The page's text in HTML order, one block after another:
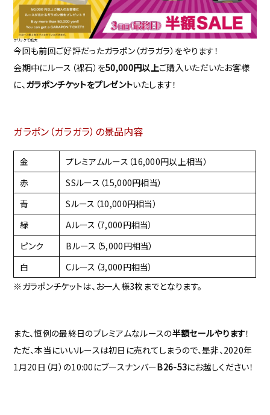
クリックで拡大
今回も前回ご好評だったガラポン（ガラガラ）をやります！
会期中にルース（裸石）を50,000円以上ご購入いただいたお客様
に、ガラポンチケットをプレゼントいたします！
ガラポン（ガラガラ）の景品内容
金
プレミアムルース（16,000円以上相当）
赤
SSルース（15,000円相当）
青
Sルース（10,000円相当）
緑
Aルース（7,000円相当）
ピンク
Bルース（5,000円相当）
白
Cルース（3,000円相当）
※ガラポンチケットは、お一人様3枚までとなります。
また、恒例の最終日のプレミアムなルースの半額セールやります！
ただ、本当にいいルースは初日に売れてしまうので、是非、2020年
1月20日（月）の10:00にブースナンバーB26-53にお越しください！